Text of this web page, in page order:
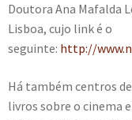
Doutora Ana Mafalda
Lisboa, cujo link é o
seguinte: http://
Há também centros
livros sobre o cinema